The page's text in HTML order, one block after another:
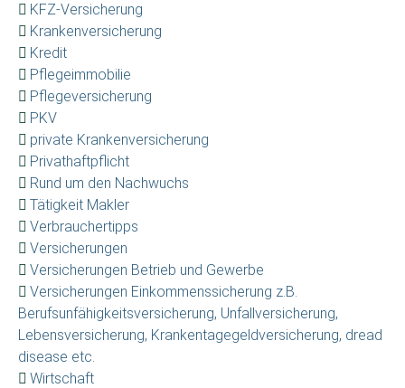
KFZ-Versicherung
Krankenversicherung
Kredit
Pflegeimmobilie
Pflegeversicherung
PKV
private Krankenversicherung
Privathaftpflicht
Rund um den Nachwuchs
Tätigkeit Makler
Verbrauchertipps
Versicherungen
Versicherungen Betrieb und Gewerbe
Versicherungen Einkommenssicherung z.B.
Berufsunfähigkeitsversicherung, Unfallversicherung,
Lebensversicherung, Krankentagegeldversicherung, dread
disease etc.
Wirtschaft